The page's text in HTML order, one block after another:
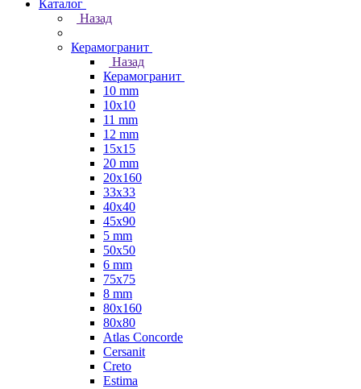
Каталог
Назад
Керамогранит
Назад
Керамогранит
10 mm
10x10
11 mm
12 mm
15x15
20 mm
20х160
33x33
40х40
45x90
5 mm
50x50
6 mm
75х75
8 mm
80x160
80x80
Atlas Concorde
Cersanit
Creto
Estima